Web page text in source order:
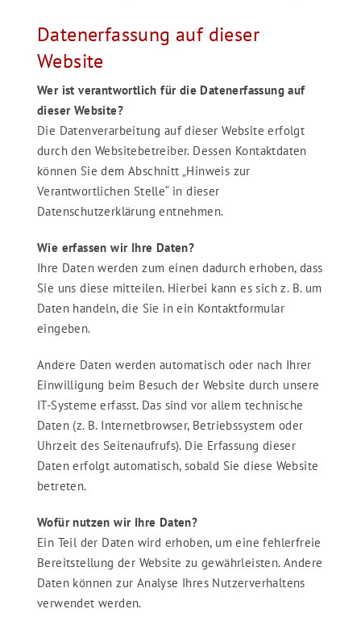
Datenerfassung auf dieser
Website
Wer ist verantwortlich für die Datenerfassung auf
dieser Website?
Die Datenverarbeitung auf dieser Website erfolgt
durch den Websitebetreiber. Dessen Kontaktdaten
können Sie dem Abschnitt „Hinweis zur
Verantwortlichen Stelle“ in dieser
Datenschutzerklärung entnehmen.
Wie erfassen wir Ihre Daten?
Ihre Daten werden zum einen dadurch erhoben, dass
Sie uns diese mitteilen. Hierbei kann es sich z. B. um
Daten handeln, die Sie in ein Kontaktformular
eingeben.
Andere Daten werden automatisch oder nach Ihrer
Einwilligung beim Besuch der Website durch unsere
IT-Systeme erfasst. Das sind vor allem technische
Daten (z. B. Internetbrowser, Betriebssystem oder
Uhrzeit des Seitenaufrufs). Die Erfassung dieser
Daten erfolgt automatisch, sobald Sie diese Website
betreten.
Wofür nutzen wir Ihre Daten?
Ein Teil der Daten wird erhoben, um eine fehlerfreie
Bereitstellung der Website zu gewährleisten. Andere
Daten können zur Analyse Ihres Nutzerverhaltens
verwendet werden.